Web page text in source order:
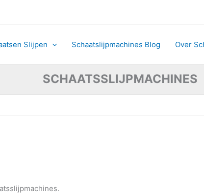
Slijpen Schaatslijpmachines Blog Over
SCHAATSSLIJPMACHINES
hoog
laag